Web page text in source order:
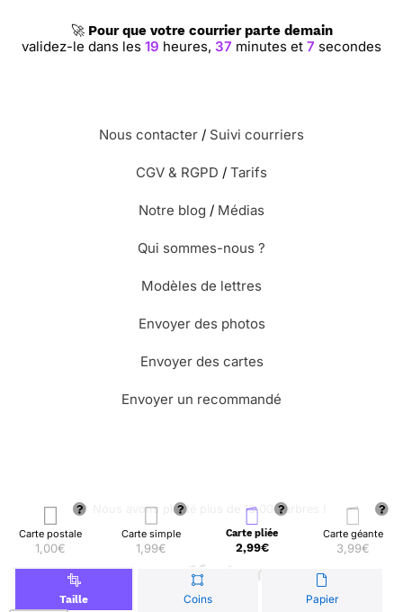
Carte postale
1,00€
Carte simple
1,99€
Carte pliée
2,99€
Carte géante
3,99€
Taille Coins Papier
🚀 Pour que votre courrier parte demain
validez-le dans les 19 heures, 37 minutes et 7 secondes
Nous contacter / Suivi courriers
CGV & RGPD / Tarifs
Notre blog / Médias
Qui sommes-nous ?
Modèles de lettres
Envoyer des photos
Envoyer des cartes
Envoyer un recommandé
🌳 Nous avons planté plus de 13.000 arbres !
© Merci Facteur